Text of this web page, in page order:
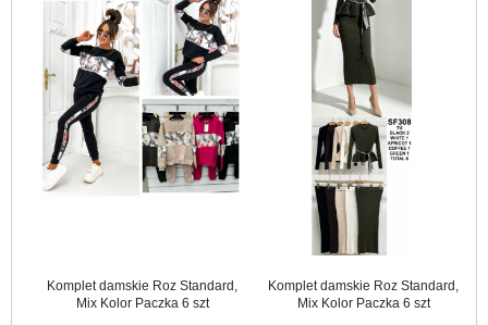
Komplet damskie Roz Standard,
Mix Kolor Paczka 6 szt
Komplet damskie Roz Standard,
Mix Kolor Paczka 6 szt